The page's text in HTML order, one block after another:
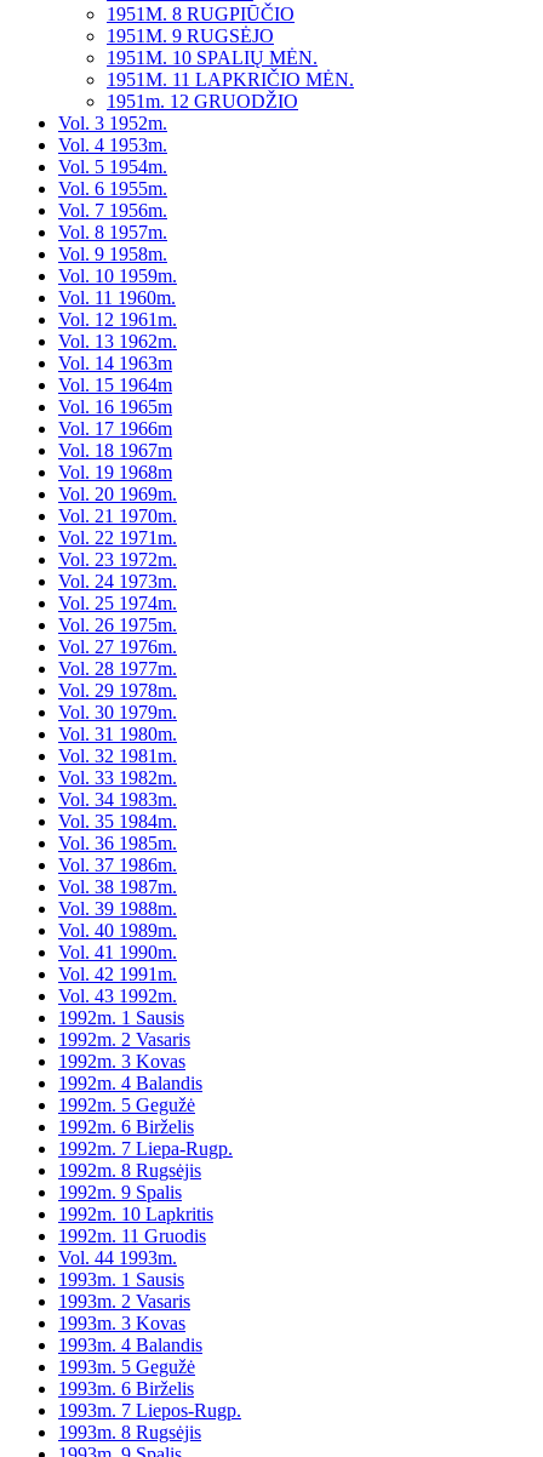
1951M. 8 RUGPIŪČIO
1951M. 9 RUGSĖJO
1951M. 10 SPALIŲ MĖN.
1951M. 11 LAPKRIČIO MĖN.
1951m. 12 GRUODŽIO
Vol. 3 1952m.
Vol. 4 1953m.
Vol. 5 1954m.
Vol. 6 1955m.
Vol. 7 1956m.
Vol. 8 1957m.
Vol. 9 1958m.
Vol. 10 1959m.
Vol. 11 1960m.
Vol. 12 1961m.
Vol. 13 1962m.
Vol. 14 1963m
Vol. 15 1964m
Vol. 16 1965m
Vol. 17 1966m
Vol. 18 1967m
Vol. 19 1968m
Vol. 20 1969m.
Vol. 21 1970m.
Vol. 22 1971m.
Vol. 23 1972m.
Vol. 24 1973m.
Vol. 25 1974m.
Vol. 26 1975m.
Vol. 27 1976m.
Vol. 28 1977m.
Vol. 29 1978m.
Vol. 30 1979m.
Vol. 31 1980m.
Vol. 32 1981m.
Vol. 33 1982m.
Vol. 34 1983m.
Vol. 35 1984m.
Vol. 36 1985m.
Vol. 37 1986m.
Vol. 38 1987m.
Vol. 39 1988m.
Vol. 40 1989m.
Vol. 41 1990m.
Vol. 42 1991m.
Vol. 43 1992m.
1992m. 1 Sausis
1992m. 2 Vasaris
1992m. 3 Kovas
1992m. 4 Balandis
1992m. 5 Gegužė
1992m. 6 Birželis
1992m. 7 Liepa-Rugp.
1992m. 8 Rugsėjis
1992m. 9 Spalis
1992m. 10 Lapkritis
1992m. 11 Gruodis
Vol. 44 1993m.
1993m. 1 Sausis
1993m. 2 Vasaris
1993m. 3 Kovas
1993m. 4 Balandis
1993m. 5 Gegužė
1993m. 6 Birželis
1993m. 7 Liepos-Rugp.
1993m. 8 Rugsėjis